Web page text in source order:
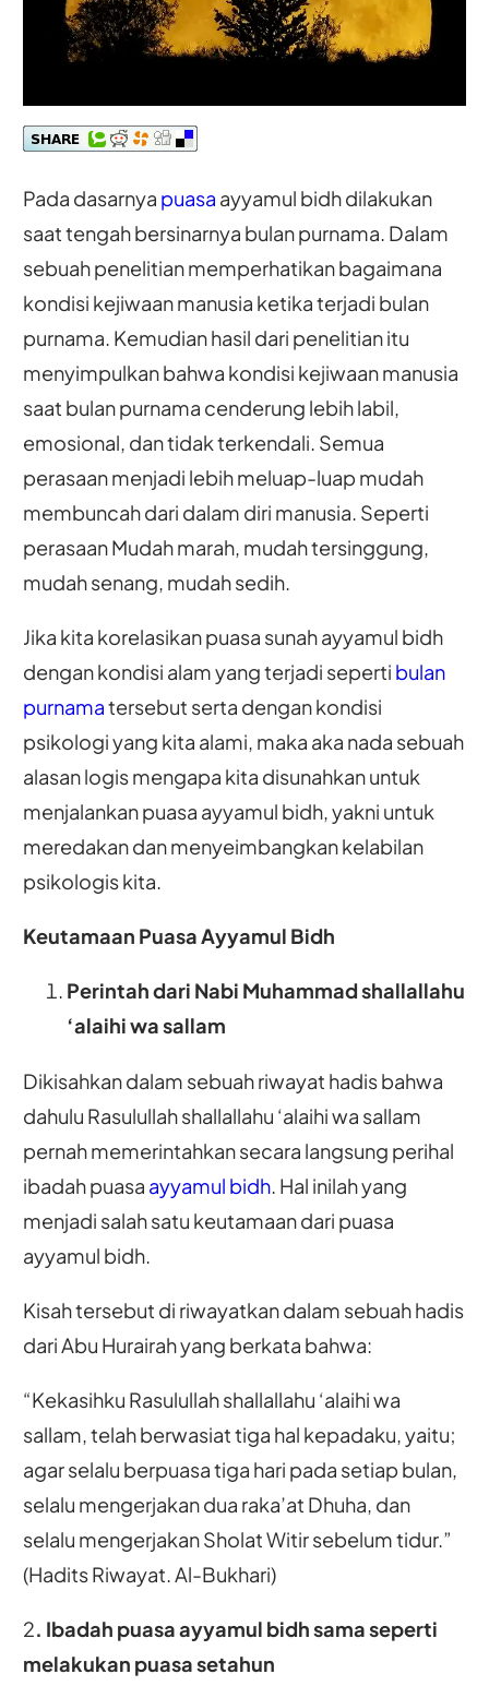
Pada dasarnya puasa ayyamul bidh dilakukan
saat tengah bersinarnya bulan purnama. Dalam
sebuah penelitian memperhatikan bagaimana
kondisi kejiwaan manusia ketika terjadi bulan
purnama. Kemudian hasil dari penelitian itu
menyimpulkan bahwa kondisi kejiwaan manusia
saat bulan purnama cenderung lebih labil,
emosional, dan tidak terkendali. Semua
perasaan menjadi lebih meluap-luap mudah
membuncah dari dalam diri manusia. Seperti
perasaan Mudah marah, mudah tersinggung,
mudah senang, mudah sedih.
Jika kita korelasikan puasa sunah ayyamul bidh
dengan kondisi alam yang terjadi seperti bulan
purnamatersebut serta dengan kondisi
psikologi yang kita alami, maka aka nada sebuah
alasan logis mengapa kita disunahkan untuk
menjalankan puasa ayyamul bidh, yakni untuk
meredakan dan menyeimbangkan kelabilan
psikologis kita.
Keutamaan Puasa Ayyamul Bidh
Perintah dari Nabi Muhammad shallallahu
‘alaihi wa sallam
Dikisahkan dalam sebuah riwayat hadis bahwa
dahulu Rasulullah shallallahu ‘alaihi wa sallam
pernah memerintahkan secara langsung perihal
ibadah puasa ayyamul bidh. Hal inilah yang
menjadi salah satu keutamaan dari puasa
ayyamul bidh.
Kisah tersebut di riwayatkan dalam sebuah hadis
dari Abu Hurairah yang berkata bahwa:
“Kekasihku Rasulullah shallallahu ‘alaihi wa
sallam, telah berwasiat tiga hal kepadaku, yaitu;
agar selalu berpuasa tiga hari pada setiap bulan,
selalu mengerjakan dua raka’at Dhuha, dan
selalu mengerjakan Sholat Witir sebelum tidur.”
(Hadits Riwayat. Al-Bukhari)
2. Ibadah puasa ayyamul bidh sama seperti
melakukan puasa setahun